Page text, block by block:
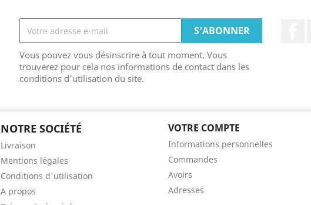
Vous pouvez vous désinscrire à tout moment. Vous
trouverez pour cela nos informations de contact dans les
conditions d'utilisation du site.
NOTRE SOCIÉTÉ
Livraison
Mentions légales
Conditions d'utilisation
A propos
VOTRE COMPTE
Informations personnelles
Commandes
Avoirs
Adresses